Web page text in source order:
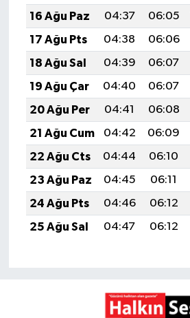
16 Ağu Paz
04:37 06:05
17 Ağu Pts
04:38 06:06
18 Ağu Sal
04:39 06:07
19 Ağu Çar
04:40 06:07
20 Ağu Per
04:41 06:08
21 Ağu Cum
04:42 06:09
22 Ağu Cts
04:44 06:10
23 Ağu Paz
04:45 06:11
24 Ağu Pts
04:46 06:12
25 Ağu Sal
04:47 06:12